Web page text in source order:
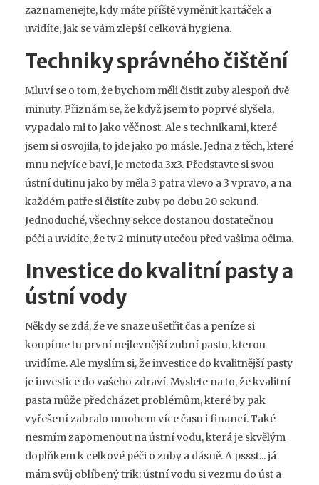
zaznamenejte, kdy máte příště vyměnit kartáček a
uvidíte, jak se vám zlepší celková hygiena.
Techniky správného čištění
Mluví se o tom, že bychom měli čistit zuby alespoň dvě
minuty. Přiznám se, že když jsem to poprvé slyšela,
vypadalo mi to jako věčnost. Ale s technikami, které
jsem si osvojila, to jde jako po másle. Jedna z těch, které
mnu nejvíce baví, je metoda 3x3. Představte si svou
ústní dutinu jako by měla 3 patra vlevo a 3 vpravo, a na
každém patře si čistíte zuby po dobu 20 sekund.
Jednoduché, všechny sekce dostanou dostatečnou
péči a uvidíte, že ty 2 minuty utečou před vašima očima.
Investice do kvalitní pasty a
ústní vody
Někdy se zdá, že ve snaze ušetřit čas a peníze si
koupíme tu první nejlevnější zubní pastu, kterou
uvidíme. Ale myslím si, že investice do kvalitnější pasty
je investice do vašeho zdraví. Myslete na to, že kvalitní
pasta může předcházet problémům, které by pak
vyřešení zabralo mnohem více času i financí. Také
nesmím zapomenout na ústní vodu, která je skvělým
doplňkem k celkové péči o zuby a dásně. A pssst... já
mám svůj oblíbený trik: ústní vodu si vezmu do úst a